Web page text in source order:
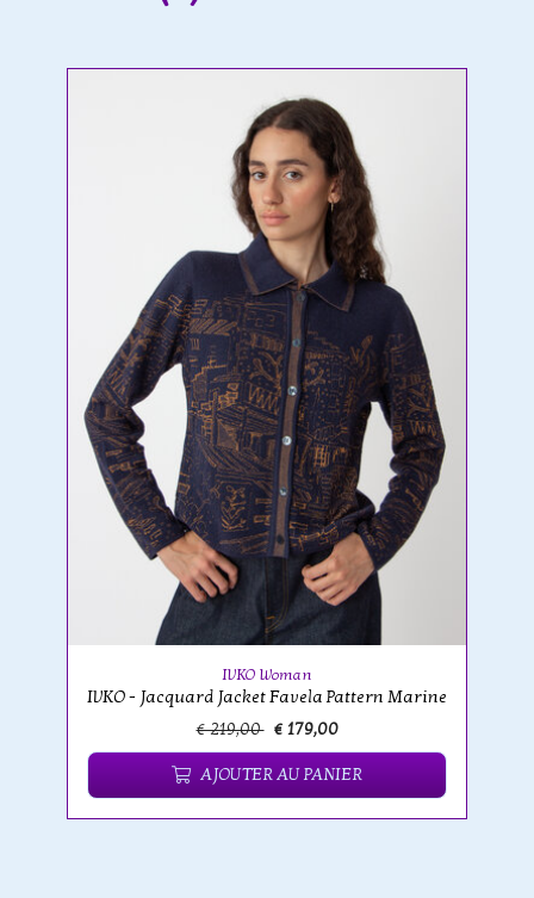
IVKO Woman
IVKO - Jacquard Jacket Favela Pattern Marine
€ 219,00 € 179,00
AJOUTER AU PANIER